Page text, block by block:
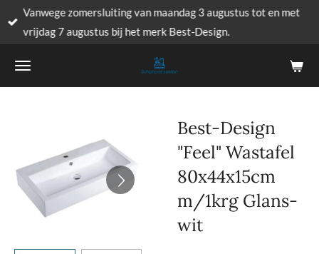
Ga
direct
de
Vanwege zomersluiting van maandag 3 augustus tot en met
vrijdag 7 augustus bij het merk Best-Design.
Best-Design
"Feel" Wastafel
80x44x15cm
m/1krg Glans-
wit